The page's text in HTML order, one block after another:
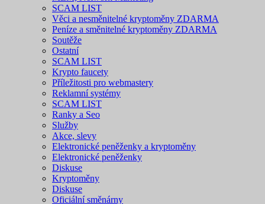
SCAM LIST
Věci a nesměnitelné kryptoměny ZDARMA
Peníze a směnitelné kryptoměny ZDARMA
Soutěže
Ostatní
SCAM LIST
Krypto faucety
Příležitosti pro webmastery
Reklamní systémy
SCAM LIST
Ranky a Seo
Služby
Akce, slevy
Elektronické peněženky a kryptoměny
Elektronické peněženky
Diskuse
Kryptoměny
Diskuse
Oficiální směnárny